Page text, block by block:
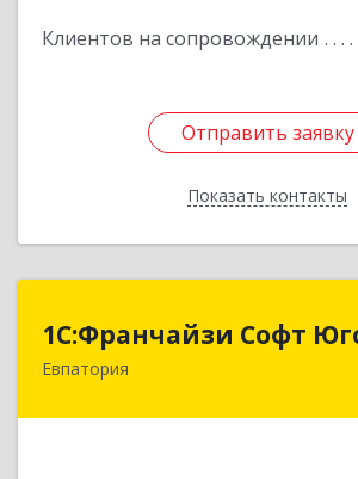
Клиентов на сопровождении
Отправить заявку
Показать контакты
Отправить заявку
Назад
1С:Франчайзи Софт
Евпатория
1С:Франчайзи Софт
297407, Крым Респ, Евпатория г,